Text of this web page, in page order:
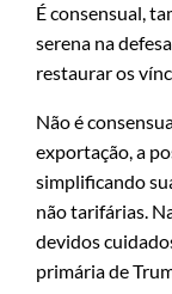
É consensual,
serena na
restaurar os
Não é
exportação, a
simplificando
não tarifárias.
devidos
primária de